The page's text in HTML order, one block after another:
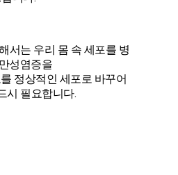
서는 우리 몸 속 세포를 병
성염증을
정상적인 세포로 바꾸어
시 필요합니다.